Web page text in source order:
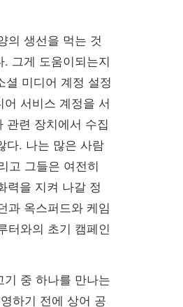
의 생선을 먹는 것
그게 도움이되는지
셜 미디어 계정 설정
서비스 계정을 서
관련 장치에서 수집
다. 나는 많은 사람
고 그들은 여전히
력을 지켜 나갈 정
과 옥스퍼드와 케임
터와의 초기 캠페인
중 하나를 만나는
하기 전에 상어 공